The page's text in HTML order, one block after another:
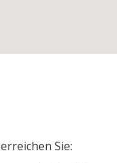
Sie: